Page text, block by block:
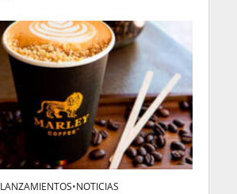
LANZAMIENTOS•NOTICIAS